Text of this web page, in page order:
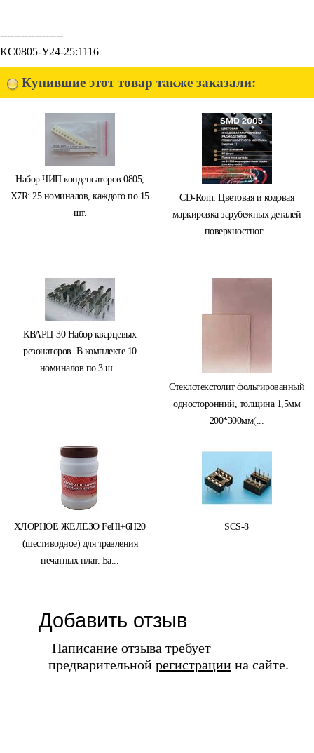
------------------
КС0805-У24-25:1116
Купившие этот товар также заказали:
Набор ЧИП конденсаторов 0805,
X7R: 25 номиналов, каждого по 15
шт.
CD-Rom: Цветовая и кодовая
маркировка зарубежных деталей
поверхностног...
КВАРЦ-30 Набор кварцевых
резонаторов. В комплекте 10
номиналов по 3 ш...
Стеклотекстолит фольгированный
односторонний, толщина 1,5мм
200*300мм(...
ХЛОРНОЕ ЖЕЛЕЗО FeHl+6H20
(шестиводное) для травления
печатных плат. Ба...
SCS-8
Добавить отзыв
Написание отзыва требует
предварительной регистрации на сайте.